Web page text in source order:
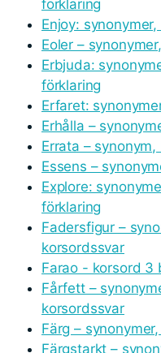
förklaring
Enjoy:
Eoler –
Erbjuda:
förklaring
Erfaret:
Erhålla –
Errata –
Essens –
Explore:
förklaring
Fadersfigur –
korsordssvar
Farao - korsord 3
Fårfett –
korsordssvar
Färg –
Färgstarkt –